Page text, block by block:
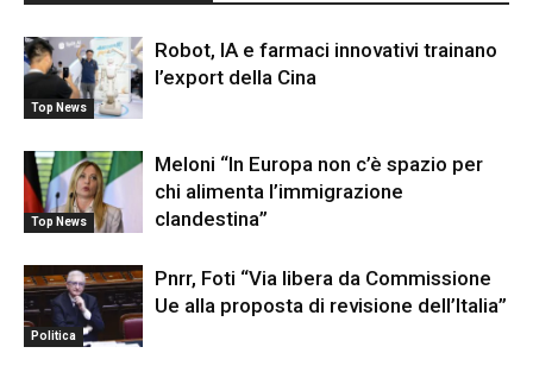
Top News
Robot, IA e farmaci innovativi trainano
l’export della Cina
Top News
Meloni “In Europa non c’è spazio per
chi alimenta l’immigrazione
clandestina”
Politica
Pnrr, Foti “Via libera da Commissione
Ue alla proposta di revisione dell’Italia”